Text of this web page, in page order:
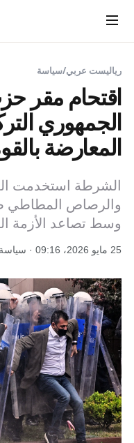
Menu
رياليست عربي/سياسة
اقتحام مقر
الجمهوري
المعارضة
الشرطة استخدمت
والرصاص المطاطي
وسط تصاعد الأزمة
25 مايو 2026، 09:16 · سياسة